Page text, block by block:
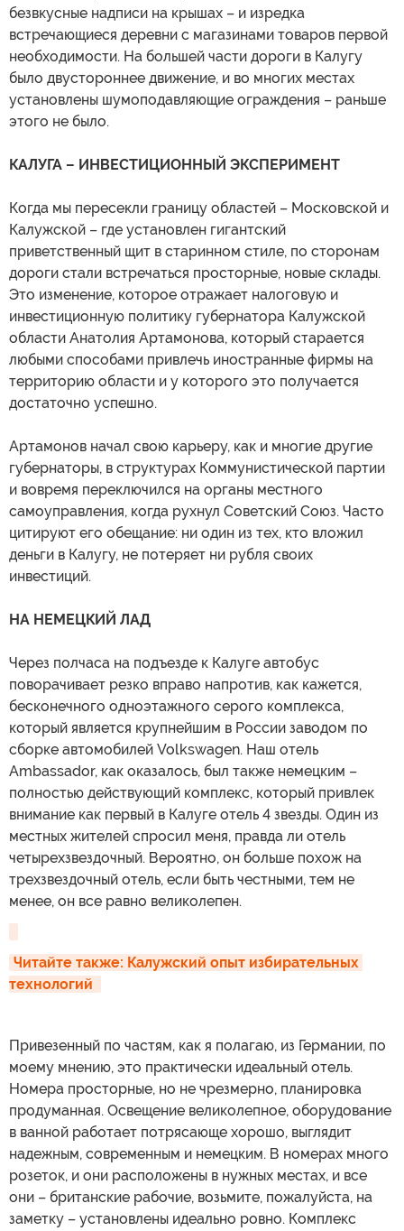
безвкусные надписи на крышах – и изредка
встречающиеся деревни с магазинами товаров первой
необходимости. На большей части дороги в Калугу
было двустороннее движение, и во многих местах
установлены шумоподавляющие ограждения – раньше
этого не было.
КАЛУГА – ИНВЕСТИЦИОННЫЙ ЭКСПЕРИМЕНТ
Когда мы пересекли границу областей – Московской и
Калужской – где установлен гигантский
приветственный щит в старинном стиле, по сторонам
дороги стали встречаться просторные, новые склады.
Это изменение, которое отражает налоговую и
инвестиционную политику губернатора Калужской
области Анатолия Артамонова, который старается
любыми способами привлечь иностранные фирмы на
территорию области и у которого это получается
достаточно успешно.
Артамонов начал свою карьеру, как и многие другие
губернаторы, в структурах Коммунистической партии
и вовремя переключился на органы местного
самоуправления, когда рухнул Советский Союз. Часто
цитируют его обещание: ни один из тех, кто вложил
деньги в Калугу, не потеряет ни рубля своих
инвестиций.
НА НЕМЕЦКИЙ ЛАД
Через полчаса на подъезде к Калуге автобус
поворачивает резко вправо напротив, как кажется,
бесконечного одноэтажного серого комплекса,
который является крупнейшим в России заводом по
сборке автомобилей Volkswagen. Наш отель
Ambassador, как оказалось, был также немецким –
полностью действующий комплекс, который привлек
внимание как первый в Калуге отель 4 звезды. Один из
местных жителей спросил меня, правда ли отель
четырехзвездочный. Вероятно, он больше похож на
трехзвездочный отель, если быть честными, тем не
менее, он все равно великолепен.
Читайте также: Калужский опыт избирательных
технологий
Привезенный по частям, как я полагаю, из Германии, по
моему мнению, это практически идеальный отель.
Номера просторные, но не чрезмерно, планировка
продуманная. Освещение великолепное, оборудование
в ванной работает потрясающе хорошо, выглядит
надежным, современным и немецким. В номерах много
розеток, и они расположены в нужных местах, и все
они – британские рабочие, возьмите, пожалуйста, на
заметку – установлены идеально ровно. Комплекс